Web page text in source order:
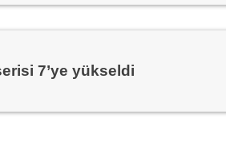
7’ye yükseldi